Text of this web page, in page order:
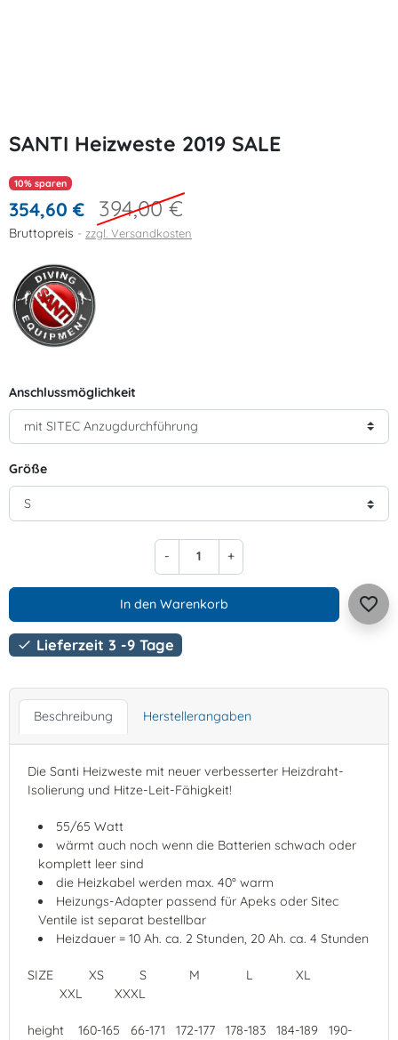
SANTI Heizweste 2019 SALE
10% sparen
354,60 € 394,00 €
Bruttopreis zzgl. Versandkosten
Anschlussmöglichkeit
Größe
- +
In den Warenkorb favorite_border
 Lieferzeit 3 -9 Tage
Beschreibung Herstellerangaben
Die Santi Heizweste mit neuer verbesserter Heizdraht-
Isolierung und Hitze-Leit-Fähigkeit!
55/65 Watt
wärmt auch noch wenn die Batterien schwach oder
komplett leer sind
die Heizkabel werden max. 40° warm
Heizungs-Adapter passend für Apeks oder Sitec
Ventile ist separat bestellbar
Heizdauer = 10 Ah. ca. 2 Stunden, 20 Ah. ca. 4 Stunden
SIZE XS S M L XL
XXL XXXL
height 160-165 66-171 172-177 178-183 184-189 190-